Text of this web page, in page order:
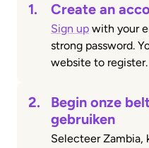
1. Create an
Sign up with your
strong password.
website to register.
2.
Begin onze
gebruiken
Selecteer Zambia,